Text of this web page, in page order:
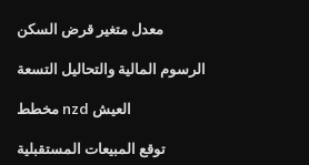
معدل متغير قرض السكن
الرسوم المالية والتحاليل التسعة
مخطط nzd العيش
توقع المبيعات المستقبلية